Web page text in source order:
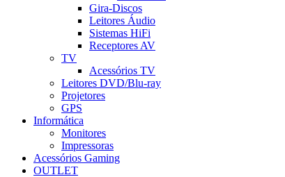
Gira-Discos
Leitores Áudio
Sistemas HiFi
Receptores AV
TV
Acessórios TV
Leitores DVD/Blu-ray
Projetores
GPS
Informática
Monitores
Impressoras
Acessórios Gaming
OUTLET